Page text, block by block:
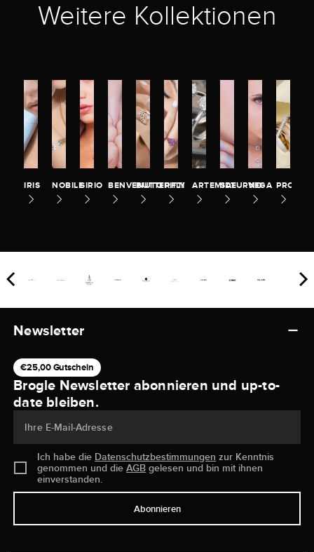
Weitere Kollektionen
IRIS NOBILESIRIO BENVENUTO
BUTTERFLY
PITTI ARTEMIDESATURNO
VEGA
Newsletter
€25,00 Gutschein
Brogle Newsletter abonnieren und up-to-
date bleiben.
Ihre E-Mail-Adresse
Ich habe die Datenschutzbestimmungen zur Kenntnis
genommen und dieAGB gelesen und bin mit ihnen
einverstanden.
Abonnieren